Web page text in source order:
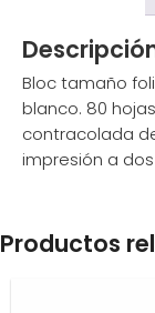
Bloc tamaño
blanco. 80
contracolada
impresión a
Productos